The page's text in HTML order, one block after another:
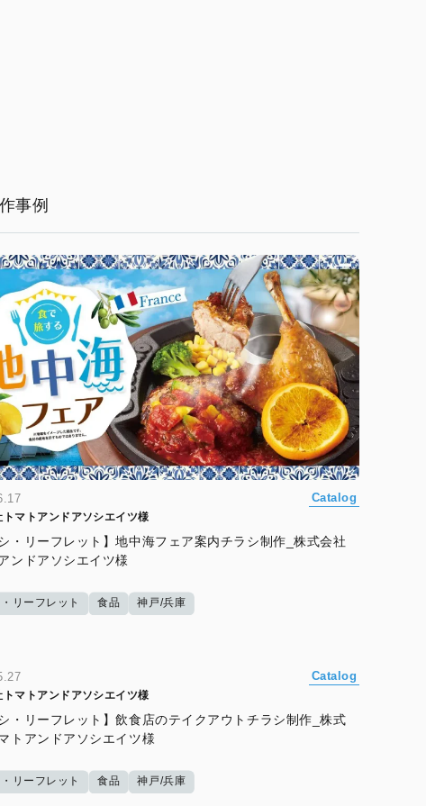
事例
Catalog
トマトアンドアソシエイツ様
シ・リーフレット】地中海フェア案内チラシ制作_株式会社
ンドアソシエイツ様
リーフレット 食品 神戸/兵庫
Catalog
トマトアンドアソシエイツ様
シ・リーフレット】飲食店のテイクアウトチラシ制作_株式
トアンドアソシエイツ様
リーフレット 食品 神戸/兵庫